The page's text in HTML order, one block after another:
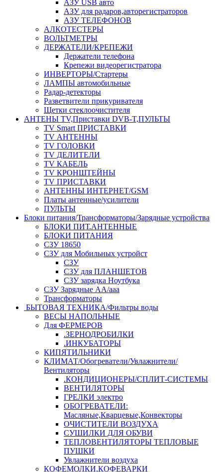
АЗУ USB авто
АЗУ для радаров,авторегистраторов
АЗУ ТЕЛЕФОНОВ
АЛКОТЕСТЕРЫ
ВОЛЬТМЕТРЫ
ДЕРЖАТЕЛИ/КРЕПЕЖИ
Держатели телефона
Крепежи видеорегистратора
ИНВЕРТОРЫ/Стартеры
ЛАМПЫ автомобильные
Радар-детекторы
Разветвители прикуривателя
Щетки стеклоочистителя
АНТЕНЫ ТV,Приставки DVB-T,ПУЛЬТЫ
TV Smart ПРИСТАВКИ
TV АНТЕННЫ
TV ГОЛОВКИ
TV ДЕЛИТЕЛИ
TV КАБЕЛЬ
TV КРОНШТЕЙНЫ
TV ПРИСТАВКИ
АНТЕННЫ ИНТЕРНЕТ/GSM
Платы антенные/усилители
ПУЛЬТЫ
Блоки питания/Трансформаторы/Зарядные устройства
БЛОКИ ПИТ.АНТЕННЫЕ
БЛОКИ ПИТАНИЯ
СЗУ 18650
СЗУ для Мобильных устройст
СЗУ
СЗУ для ПЛАНШЕТОВ
СЗУ зарядка Ноутбука
СЗУ Зарядные АА/ааа
Трансформаторы
БЫТОВАЯ ТЕХНИКА/Фильтры воды
ВЕСЫ НАПОЛЬНЫЕ
Для ФЕРМЕРОВ
.ЗЕРНОДРОБИЛКИ
.ИНКУБАТОРЫ
КИПЯТИЛЬНИКИ
КЛИМАТ/Обогреватели/Увлажнители/
Вентиляторы
.КОНДИЦИОНЕРЫ/СПЛИТ-СИСТЕМЫ
ВЕНТИЛЯТОРЫ
ГРЕЛКИ электро
ОБОГРЕВАТЕЛИ:
Масляные,Кварцевые,Конвекторы
ОЧИСТИТЕЛИ ВОЗДУХА
СУШИЛКИ ДЛЯ ОБУВИ
ТЕПЛОВЕНТИЛЯТОРЫ ТЕПЛОВЫЕ
ПУШКИ
Увлажнители воздуха
КОФЕМОЛКИ,КОФЕВАРКИ